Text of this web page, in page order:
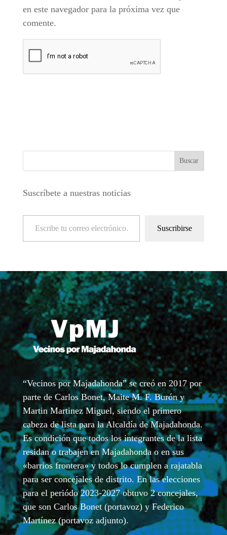
en este navegador para la próxima vez que
comente.
Suscríbete a nuestras noticias
Escribe tu correo electrónico…
Suscribirse
“Vecinos por Majadahonda” se creó en 2017 por
parte de Carlos Bonet, Maite M. F. Burón y
Martin Martinez Miguel, siendo el primero
cabeza de lista para la Alcaldía de Majadahonda.
Es condición que todos los integrantes de la lista
residan o trabajen en Majadahonda o en sus
«barrios frontera» y todos lo cumplen a rajatabla
para ser concejales de distrito. En las elecciones
para el periódo 2023-2027 obtuvo 2 concejales,
que son Carlos Bonet (portavoz) y Federico
Martínez (portavoz adjunto).